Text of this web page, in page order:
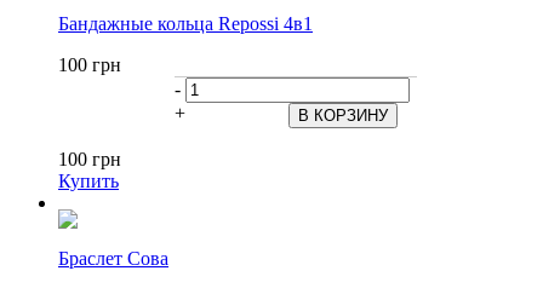
Бандажные кольца Repossi 4в1
100 грн
-
+
100 грн
Купить
Браслет Сова